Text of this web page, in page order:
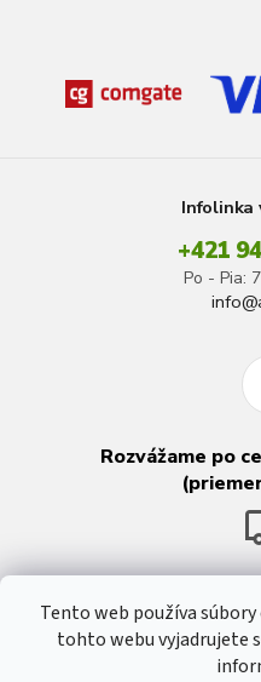
Tento web používa
tohto webu vyjadrujete
Infolinka
+421
Po - Pia:
Rozvážame po